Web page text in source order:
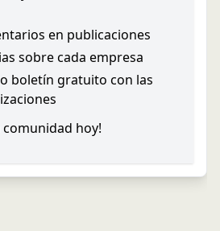
en publicaciones
sobre cada empresa
boletín gratuito con las
comunidad hoy!